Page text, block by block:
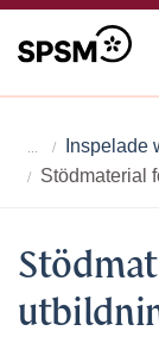
Inspelade
Stödmaterial